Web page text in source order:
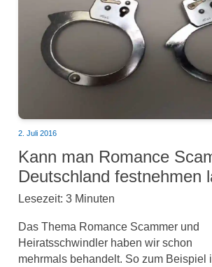
2. Juli 2016
Kann man Romance
Deutschland festnehmen
Lesezeit: 3 Minuten
Das Thema Romance Scammer und
Heiratsschwindler haben wir schon
mehrmals behandelt. So zum Beispiel